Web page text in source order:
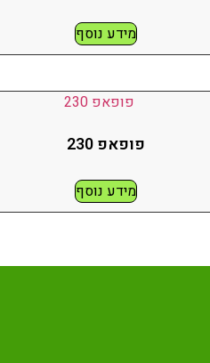
מידע נוסף
פופאפ 230
מידע נוסף